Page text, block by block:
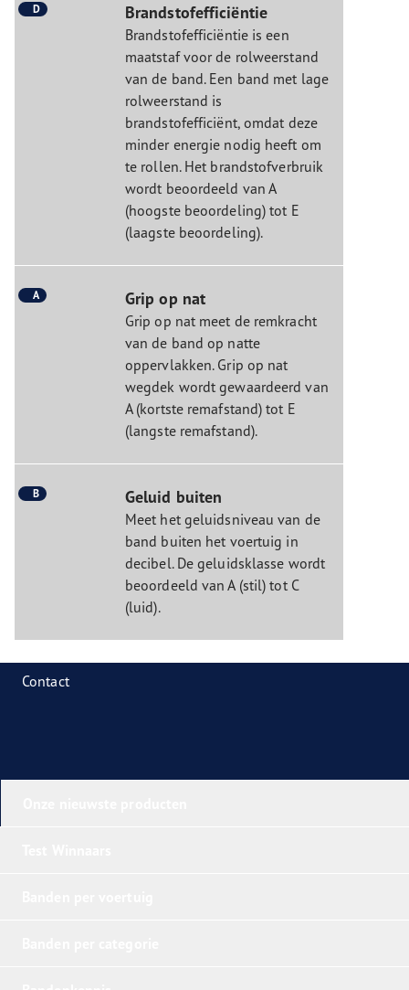
D Brandstofefficiëntie
Brandstofefficiëntie is een
maatstaf voor de rolweerstand
van de band. Een band met lage
rolweerstand is
brandstofefficiënt, omdat deze
minder energie nodig heeft om
te rollen. Het brandstofverbruik
wordt beoordeeld van A
(hoogste beoordeling) tot E
(laagste beoordeling).
A Grip op nat
Grip op nat meet de remkracht
van de band op natte
oppervlakken. Grip op nat
wegdek wordt gewaardeerd van
A (kortste remafstand) tot E
(langste remafstand).
B Geluid buiten
Meet het geluidsniveau van de
band buiten het voertuig in
decibel. De geluidsklasse wordt
beoordeeld van A (stil) tot C
(luid).
Contact